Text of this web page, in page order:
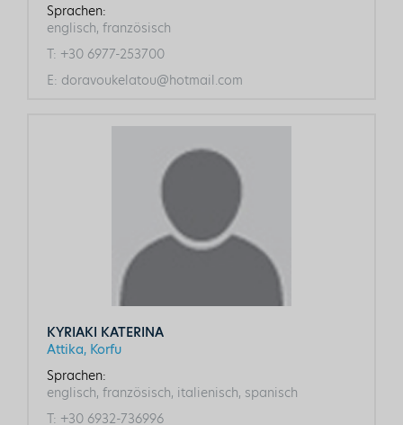
Sprachen:
englisch, französisch
T: +30 6977-253700
E: doravoukelatou@hotmail.com
KYRIAKI KATERINA
Attika, Korfu
Sprachen:
englisch, französisch, italienisch, spanisch
T: +30 6932-736996